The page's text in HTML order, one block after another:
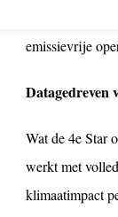
totale
emissievrije
Datagedreven
Wat de 4e Star
werkt met
klimaatimpact